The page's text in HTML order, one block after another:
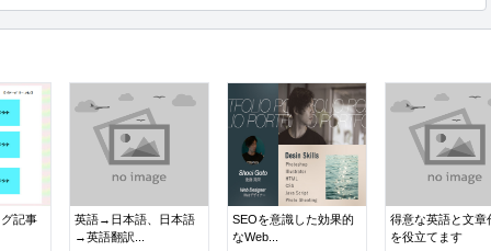
記事
英語→日本語、日本語
→英語翻訳...
SEOを意識した効果的
なWeb...
得意な英語と文章
を役立てます